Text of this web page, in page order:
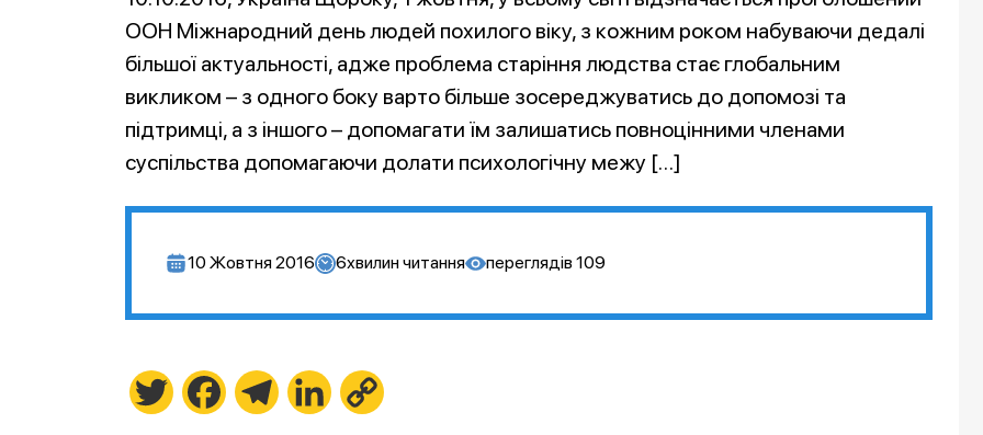
ООН Міжнародний день людей похилого віку, з кожним роком набуваючи дедалі
більшої актуальності, адже проблема старіння людства стає глобальним
викликом – з одного боку варто більше зосереджуватись до допомозі та
підтримці, а з іншого – допомагати їм залишатись повноцінними членами
суспільства допомагаючи долати психологічну межу […]
10 Жовтня 2016 6хвилин читання переглядів 109
Twitter FacebookTelegramLinkedIn